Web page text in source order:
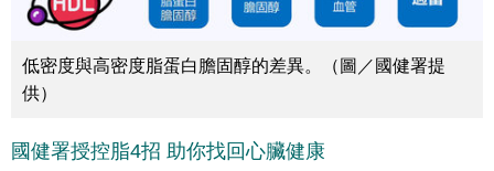
低密度與高密度脂蛋白膽固醇的差異。（圖／國健署提
供）
國健署授控脂4招 助你找回心臟健康